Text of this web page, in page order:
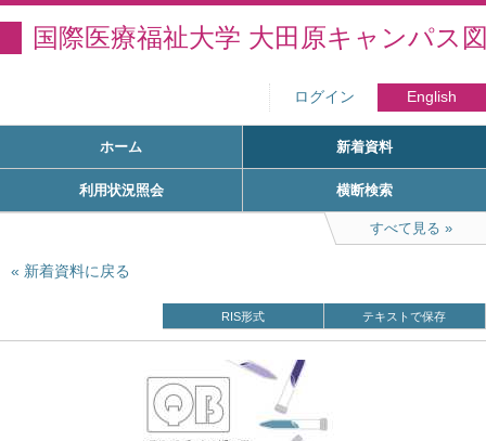
国際医療福祉大学 大田原キャンパス
ログイン English
ホーム 新着資料
利用状況照会 横断検索
すべて見る
新着資料に戻る
RIS形式 テキストで保存